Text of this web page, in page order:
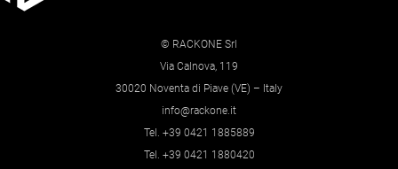
© RACKONE Srl
Via Calnova, 119
30020 Noventa di Piave (VE) – Italy
info@rackone.it
Tel. +39 0421 1885889
Tel. +39 0421 1880420